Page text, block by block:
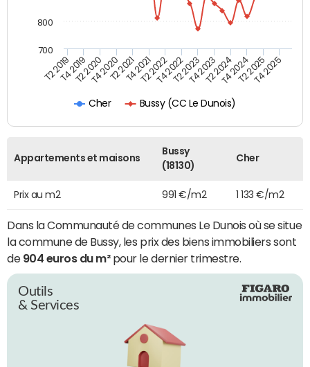
Cher Bussy (CC Le Dunois)
T2 2019T4 2019T2 2020T4 2020T2 2021T4 2021T2 2022T4 2022T2 2023T4 2023T2 2024T4 2024T2 2025T4 2025
700
800
Appartements et maisons
Bussy
(18130)
Cher
Prix au m2 991 €/m2 1 133 €/m2
Dans la Communauté de communes Le Dunois où se situe
la commune de Bussy, les prix des biens immobiliers sont
de 904 euros du m²pour le dernier trimestre.
Outils
& Services